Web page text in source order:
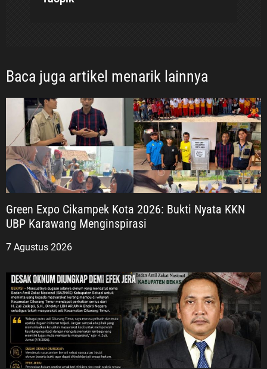
Baca juga artikel menarik lainnya
Green Expo Cikampek Kota 2026: Bukti Nyata KKN
UBP Karawang Menginspirasi
7 Agustus 2026